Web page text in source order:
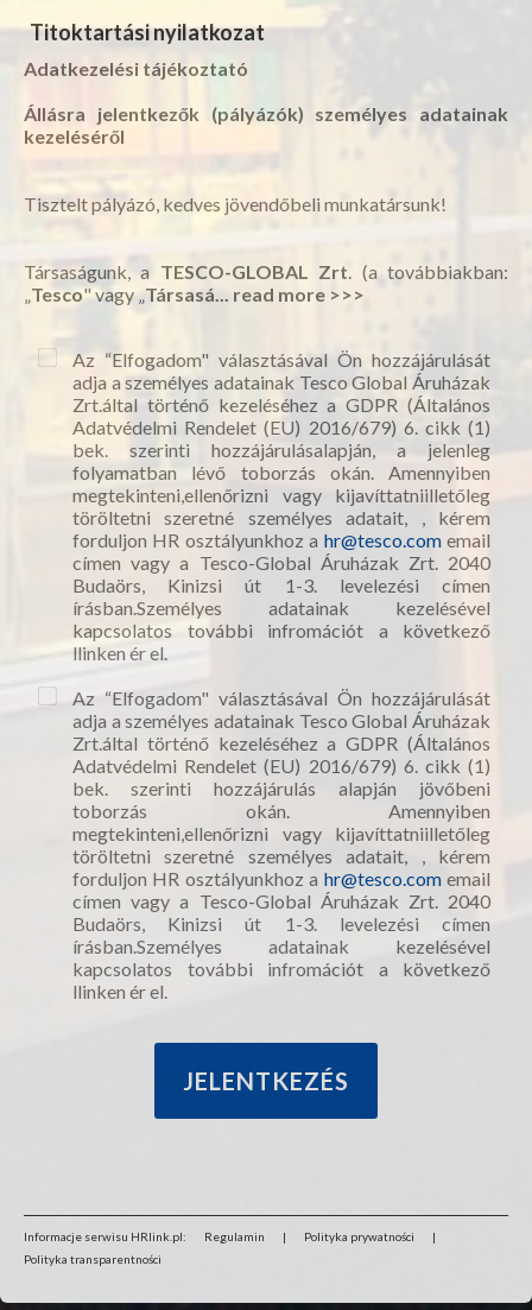
Titoktartási nyilatkozat
Adatkezelési tájékoztató
Állásra jelentkezők (pályázók) személyes adatainak
kezeléséről
Tisztelt pályázó, kedves jövendőbeli munkatársunk!
Társaságunk, a TESCO-GLOBAL Zrt. (a továbbiakban:
„Tesco" vagy „Társasá... read more >>>
Az “Elfogadom" választásával Ön hozzájárulását
adja a személyes adatainak Tesco Global Áruházak
Zrt.által történő kezeléséhez a GDPR (Általános
Adatvédelmi Rendelet (EU) 2016/679) 6. cikk (1)
bek. szerinti hozzájárulásalapján, a jelenleg
folyamatban lévő toborzás okán. Amennyiben
megtekinteni,ellenőrizni vagy kijavíttatniilletőleg
töröltetni szeretné személyes adatait, , kérem
forduljon HR osztályunkhoz a hr@tesco.comemail
címen vagy a Tesco-Global Áruházak Zrt. 2040
Budaörs, Kinizsi út 1-3. levelezési címen
írásban.Személyes adatainak kezelésével
kapcsolatos további infromációt a következő
llinken ér el.
Az “Elfogadom" választásával Ön hozzájárulását
adja a személyes adatainak Tesco Global Áruházak
Zrt.által történő kezeléséhez a GDPR (Általános
Adatvédelmi Rendelet (EU) 2016/679) 6. cikk (1)
bek. szerinti hozzájárulás alapján jövőbeni
toborzás okán. Amennyiben
megtekinteni,ellenőrizni vagy kijavíttatniilletőleg
töröltetni szeretné személyes adatait, , kérem
forduljon HR osztályunkhoz a hr@tesco.comemail
címen vagy a Tesco-Global Áruházak Zrt. 2040
Budaörs, Kinizsi út 1-3. levelezési címen
írásban.Személyes adatainak kezelésével
kapcsolatos további infromációt a következő
llinken ér el.
Informacje serwisu HRlink.pl: Regulamin | Polityka prywatności
|
Polityka transparentności